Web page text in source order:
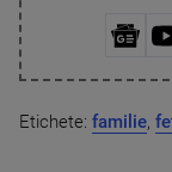
Etichete: familie,